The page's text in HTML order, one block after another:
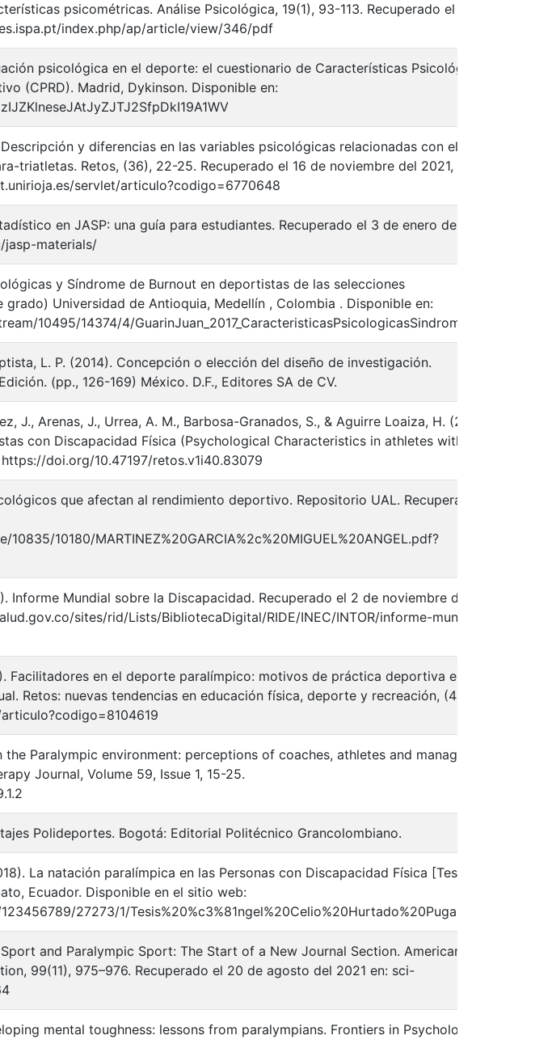
psicométricas. Análise Psicológica, 19(1), 93-113. Recuperado el 20
index.php/ap/article/view/346/pdf
psicológica en el deporte: el cuestionario de Características Psicológicas
(CPRD). Madrid, Dykinson. Disponible en:
Descripción y diferencias en las variables psicológicas relacionadas con el
triatletas. Retos, (36), 22-25. Recuperado el 16 de noviembre del 2021, de la
servlet/articulo?codigo=6770648
en JASP: una guía para estudiantes. Recuperado el 3 de enero del
jasp-materials/
y Síndrome de Burnout en deportistas de las selecciones
Universidad de Antioquia, Medellín , Colombia . Disponible en:
10495/14374/4/GuarinJuan_2017_CaracteristicasPsicologicasSindrome.pdf
L. P. (2014). Concepción o elección del diseño de investigación.
(pp., 126-169) México. D.F., Editores SA de CV.
J., Arenas, J., Urrea, A. M., Barbosa-Granados, S., & Aguirre Loaiza, H. (2021).
con Discapacidad Física (Psychological Characteristics in athletes with
doi.org/10.47197/retos.v1i40.83079
que afectan al rendimiento deportivo. Repositorio UAL. Recuperado el
10180/MARTINEZ%20GARCIA%2c%20MIGUEL%20ANGEL.pdf?
Informe Mundial sobre la Discapacidad. Recuperado el 2 de noviembre del
sites/rid/Lists/BibliotecaDigital/RIDE/INEC/INTOR/informe-mundial-
Facilitadores en el deporte paralímpico: motivos de práctica deportiva en
Retos: nuevas tendencias en educación física, deporte y recreación, (44),
Paralympic environment: perceptions of coaches, athletes and managers.
Journal, Volume 59, Issue 1, 15-25.
Polideportes. Bogotá: Editorial Politécnico Grancolombiano.
La natación paralímpica en las Personas con Discapacidad Física [Tesis de
Ecuador. Disponible en el sitio web:
27273/1/Tesis%20%c3%81ngel%20Celio%20Hurtado%20Puga.pdf
and Paralympic Sport: The Start of a New Journal Section. American
99(11), 975–976. Recuperado el 20 de agosto del 2021 en: sci-
mental toughness: lessons from paralympians. Frontiers in Psychology, 8,